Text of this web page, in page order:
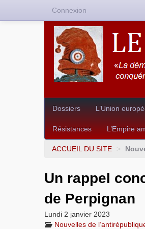
Dossiers L’Union
Résistances L’Empire
ACCUEIL DU SITE >
Un rappel
de Perpignan
Lundi 2 janvier 2023
Nouvelles de
Connexion